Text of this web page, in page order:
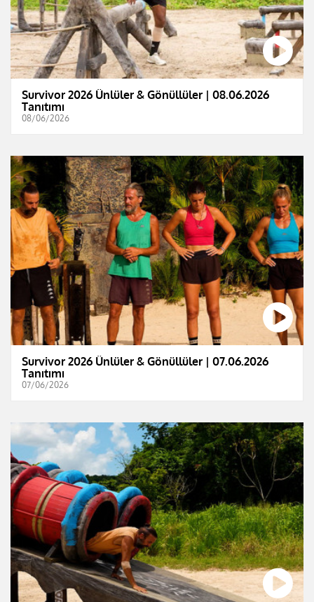
Survivor 2026 Ünlüler & Gönüllüler | 08.06.2026
Tanıtımı
08/06/2026
Survivor 2026 Ünlüler & Gönüllüler | 07.06.2026
Tanıtımı
07/06/2026